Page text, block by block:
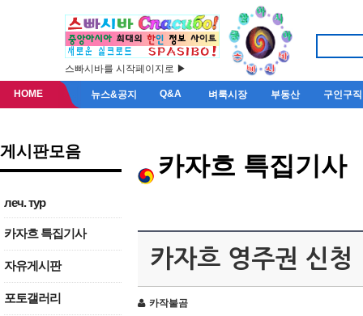
스빠시바를 시작페이지로 ▶
HOME 뉴스&공지 Q&A 벼룩시장 부동산 구인구직
게시판모음
леч. тур
카자흐 특집기사
자유게시판
포토갤러리
카자흐 특집기사
카자흐 영주권 신청
카작불곰